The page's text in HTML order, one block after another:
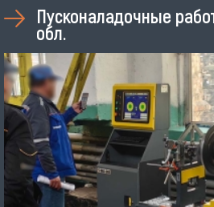
Пусконаладочные
обл.